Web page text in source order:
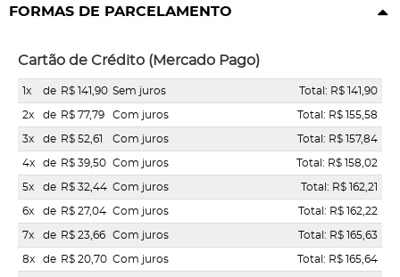
FORMAS DE PARCELAMENTO
Cartão de Crédito (Mercado Pago)
1x de R$ 141,90 Sem juros Total: R$ 141,90
2x de R$ 77,79 Com juros Total: R$ 155,58
3x de R$ 52,61 Com juros Total: R$ 157,84
4x de R$ 39,50 Com juros Total: R$ 158,02
5x de R$ 32,44 Com juros Total: R$ 162,21
6x de R$ 27,04 Com juros Total: R$ 162,22
7x de R$ 23,66 Com juros Total: R$ 165,63
8x de R$ 20,70 Com juros Total: R$ 165,64